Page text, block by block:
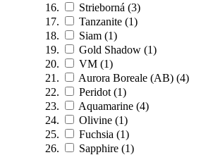
Strieborná (3)
Tanzanite (1)
Siam (1)
Gold Shadow (1)
VM (1)
Aurora Boreale (AB) (4)
Peridot (1)
Aquamarine (4)
Olivine (1)
Fuchsia (1)
Sapphire (1)